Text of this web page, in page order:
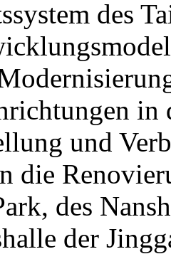
des
und
die
des
der